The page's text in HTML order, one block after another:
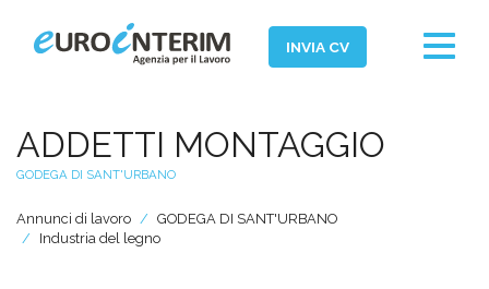
INVIA CV
Toggle
Chi Siamo
Persone
ADDETTI MONTAGGIO
GODEGA DI SANT'URBANO
Annunci di lavoro
GODEGA DI SANT'URBANO
Industria del legno